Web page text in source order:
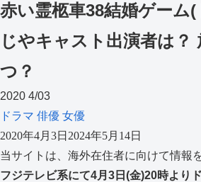
赤い霊柩車38結婚ゲーム
じやキャスト出演者は？
つ？
2020 4/03
ドラマ 俳優 女優
2020年4月3日 2024年5月14日
当サイトは、海外在住者に向けて情報
フジテレビ系にて4月3日(金)20時より